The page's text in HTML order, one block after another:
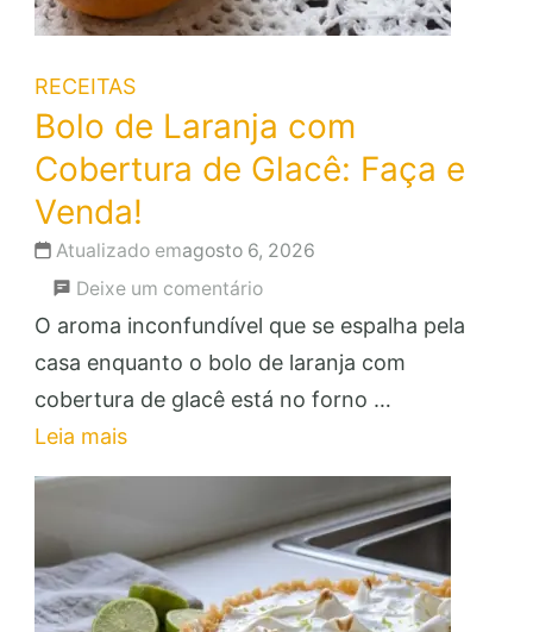
RECEITAS
Bolo de Laranja com
Cobertura de Glacê: Faça e
Venda!
Atualizado emagosto 6, 2026
Deixe um comentárioem
Bolo
de
Laranja
Cobertura
Glacê:
Faça
e
O aroma inconfundível que se espalha pela
casa enquanto o bolo de laranja com
cobertura de glacê está no forno …
Leia mais